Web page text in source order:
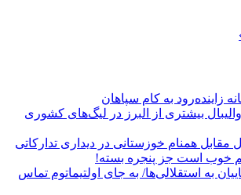
زاینده‌رود به کام سپاهان
بیشتری از البرز در لیگ‌های کشوری
مقابل همنام خوزستانی در دیداری تدارکاتی
خوب است جز پنجره بسته!
به استقلالی‌ها/ به جای اولتیماتوم تماس